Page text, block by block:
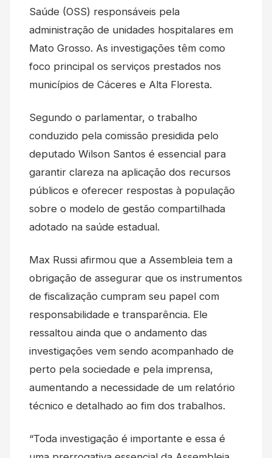
Saúde (OSS) responsáveis pela
administração de unidades hospitalares em
Mato Grosso. As investigações têm como
foco principal os serviços prestados nos
municípios de Cáceres e Alta Floresta.
Segundo o parlamentar, o trabalho
conduzido pela comissão presidida pelo
deputado Wilson Santos é essencial para
garantir clareza na aplicação dos recursos
públicos e oferecer respostas à população
sobre o modelo de gestão compartilhada
adotado na saúde estadual.
Max Russi afirmou que a Assembleia tem a
obrigação de assegurar que os instrumentos
de fiscalização cumpram seu papel com
responsabilidade e transparência. Ele
ressaltou ainda que o andamento das
investigações vem sendo acompanhado de
perto pela sociedade e pela imprensa,
aumentando a necessidade de um relatório
técnico e detalhado ao fim dos trabalhos.
“Toda investigação é importante e essa é